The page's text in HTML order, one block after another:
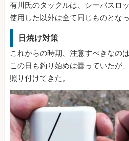
有川氏のタックルは、シーバスロ
使用した以外は全て同じものとなっ
日焼け対策
これからの時期、注意すべきなの
この日も釣り始めは曇っていたが
照り付けてきた。